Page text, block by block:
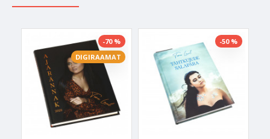
5€ - Toeta Tene tööd ja aita hoida meie ühine
10€ - Tänu sinu toetusele saavad uued artiklid sündida ja
jõuda tuhandeteni.
25€ ja rohkem - Aitäh, et oled osa missioonist hoida
Tene artiklid kõigi jaoks kättesaadavad.
Aitäh, et oled osa La Tene valguse hoidjatest!
DIGIRAAMAT
-70 % -50 %